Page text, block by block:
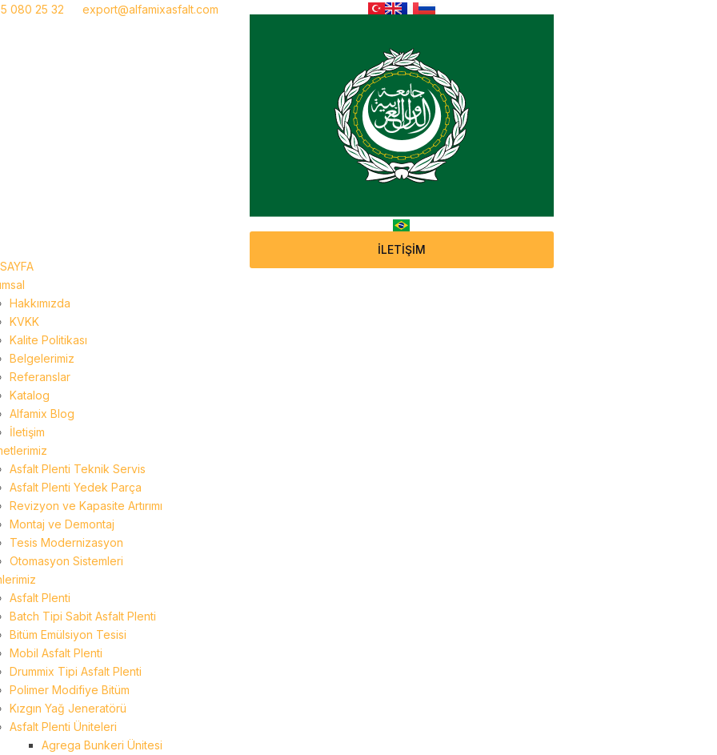
080 25 32 export@alfamixasfalt.com
Hakkımızda
KVKK
Kalite Politikası
Belgelerimiz
Referanslar
Katalog
Alfamix Blog
İletişim
Asfalt Plenti Teknik Servis
Asfalt Plenti Yedek Parça
Revizyon ve Kapasite Artırımı
Montaj ve Demontaj
Tesis Modernizasyon
Otomasyon Sistemleri
Asfalt Plenti
Batch Tipi Sabit Asfalt Plenti
Bitüm Emülsiyon Tesisi
Mobil Asfalt Plenti
Drummix Tipi Asfalt Plenti
Polimer Modifiye Bitüm
Kızgın Yağ Jeneratörü
Asfalt Plenti Üniteleri
Agrega Bunkeri Ünitesi
İLETİŞİM